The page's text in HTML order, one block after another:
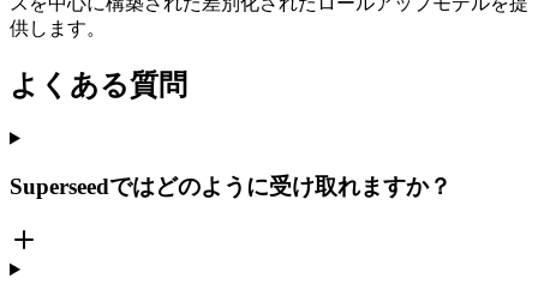
供します。
よくある質問
Superseedではどのように受け取れますか？